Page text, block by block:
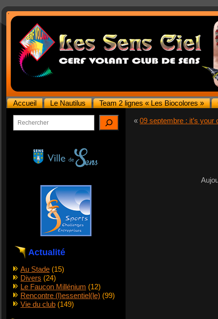
Accueil Le Nautilus Team 2 lignes « Les Biocolores »
Rechercher
Actualité
Au Stade (15)
Divers (24)
Le Faucon Millénium (12)
Rencontre (l)essentiel(le) (99)
Vie du club (149)
« 09 septembre : it’s your